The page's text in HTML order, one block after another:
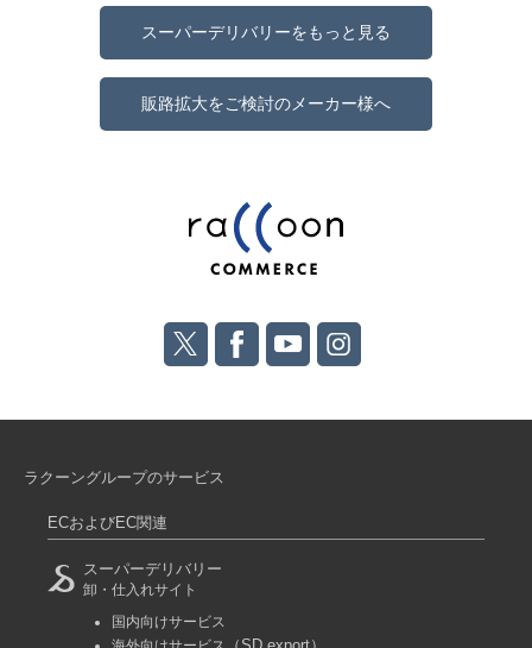
スーパーデリバリーをもっと見る
販路拡大をご検討のメーカー様へ
ラクーングループのサービス
ECおよびEC関連
スーパーデリバリー
卸・仕入れサイト
国内向けサービス